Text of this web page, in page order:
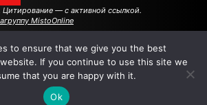
— с активной ссылкой.
MistoOnline
АВТОРЫ РЕКЛАМА НА САЙТЕ
to ensure that we give you the best
If you continue to use this site we
that you are happy with it.
Ok